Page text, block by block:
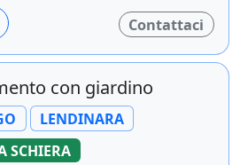
Contattaci
con giardino
LENDINARA
SCHIERA